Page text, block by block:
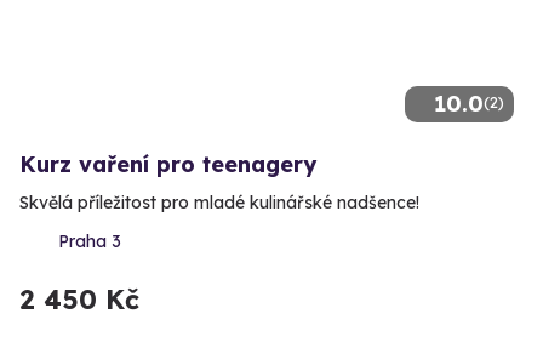
10.0(2)
Kurz vaření pro teenagery
Skvělá příležitost pro mladé kulinářské nadšence!
Praha 3
2 450 Kč